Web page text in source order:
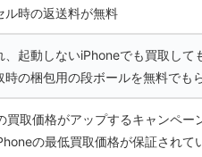
ル時の返送料が無料
、起動しないiPhoneでも買取して
時の梱包用の段ボールを無料でも
買取価格がアップするキャンペー
の最低買取価格が保証されて